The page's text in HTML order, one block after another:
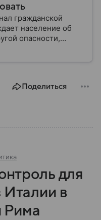
гражданской
население об
опасности,
В последние
что
Поделиться
для
в
Рима